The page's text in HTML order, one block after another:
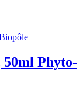
50ml Phyto-